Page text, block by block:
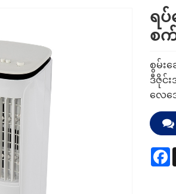
ရ
စ
စွမ်း
ဒီဇိုင်
လေအ